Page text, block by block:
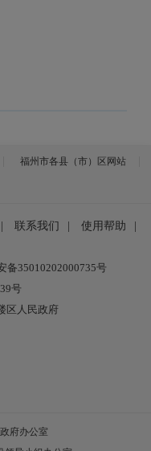
福州市各县（市）区网站
联系我们 使用帮助
备35010202000735号
号
区人民政府
府办公室